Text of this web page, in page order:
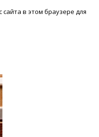
в этом браузере для